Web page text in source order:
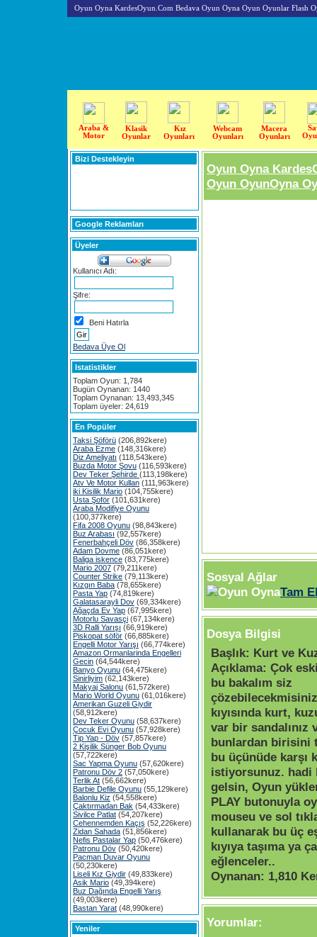
Oyun Oyna KardesOyun.Com Bedava Oyun Oyna Oyun Oyunlar Flash
Araba &
Motor
Klasik
Oyunlar
Kız
Oyunları
Webcam
Oyunları
Macera
Oyunları
Bizi Destekleyin
Google Reklamları
Üyeler
Kullanıcı Adı:
Şifre:
Beni Hatırla
Bedava Üye Ol
Istatistikler
Toplam Oyun: 1,784
Bugün Oynanan: 1440
Toplam Oynanan: 13,493,345
Toplam üyeler: 24,619
En Popüler
Taksi Şöförü (206,892kere)
Araba Ezme (148,316kere)
Diz Ameliyatı (118,543kere)
Buzda Motor Şovu (116,593kere)
Dev Teker Şehirde (113,198kere)
Atv Ve Motor Kullan (111,963kere)
iki Kisilik Mario (104,755kere)
Usta Şoför (101,631kere)
Araba Modifiye Oyunu
(100,377kere)
Fifa 2008 Oyunu (98,843kere)
Buz Arabası (92,557kere)
Fenerbahçeli Döv (86,358kere)
Adam Dovme (86,051kere)
Baliga iskence (83,775kere)
Mario 2007 (79,211kere)
Counter Strike (79,113kere)
Kızgın Baba (78,655kere)
Pasta Yap (74,819kere)
Galatasarayli Dov (69,334kere)
Ağaçda Ev Yap (67,995kere)
Motorlu Savasçi (67,134kere)
3D Ralli Yarışı (66,919kere)
Piskopat söför (66,885kere)
Engelli Motor Yarışı (66,774kere)
Amazon Ormanlarinda Engelleri
Gecin (64,544kere)
Banyo Oyunu (64,475kere)
Sinirliyim (62,143kere)
Makyaj Salonu (61,572kere)
Mario World Oyunu (61,016kere)
Amerikan Guzeli Giydir
(58,912kere)
Dev Teker Oyunu (58,637kere)
Çocuk Evi Oyunu (57,928kere)
Tip Yap - Döv (57,857kere)
2 Kişilik Sünger Bob Oyunu
(57,722kere)
Sac Yapma Oyunu (57,620kere)
Patronu Döv 2 (57,050kere)
Terlik At (56,662kere)
Barbie Defile Oyunu (55,129kere)
Balonlu Kiz (54,558kere)
Çaktırmadan Bak (54,433kere)
Sivilce Patlat (54,207kere)
Cehennemden Kaçış (52,226kere)
Zidan Sahada (51,856kere)
Nefis Pastalar Yap (50,476kere)
Patronu Döv (50,420kere)
Pacman Duvar Oyunu
(50,230kere)
Liseli Kız Giydir (49,833kere)
Asik Mario (49,394kere)
Buz Dağında Engelli Yarış
(49,003kere)
Bastan Yarat (48,990kere)
Yeniler
Oyun Oyna
Oyun OyunOyna
Sosyal Ağlar
Tam
Dosya Bilgisi
Başlık: Kurt ve
Açıklama: Çok
bu bakalım siz
kıyısında kurt,
var bir sandalınız
bunlardan birisini
bu üçünüde karşı
istiyorsunuz. hadi
gelsin, Oyun
PLAY butonuyla
mouseu ve sol
kullanarak bu üç
kıyıya taşıma ya
eğlenceler..
Oynanan: 1,810
Yorumlar: